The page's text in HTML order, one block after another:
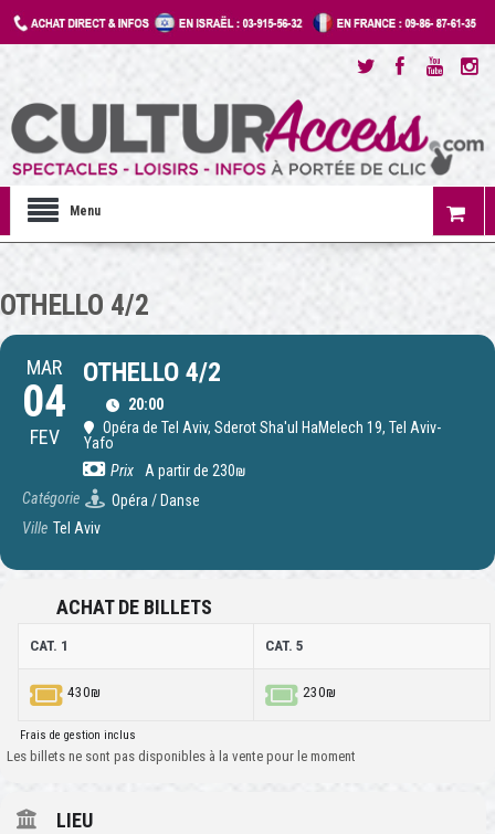
Menu
OTHELLO 4/2
MAR
04
FEV
OTHELLO 4/2
20:00
Opéra de Tel Aviv, Sderot Sha'ul HaMelech 19, Tel Aviv-
Yafo
Prix
A partir de 230₪
Catégorie
Opéra / Danse
Ville Tel Aviv
ACHAT DE BILLETS
CAT. 1 CAT. 5
430₪ 230₪
Frais de gestion inclus
Les billets ne sont pas disponibles à la vente pour le moment
LIEU